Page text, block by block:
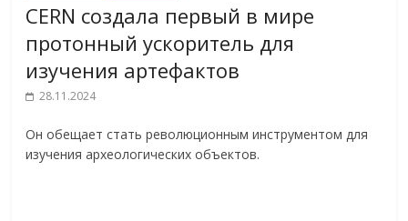
CERN создала первый в мире
протонный ускоритель для
изучения артефактов
28.11.2024
Он обещает стать революционным инструментом для
изучения археологических объектов.